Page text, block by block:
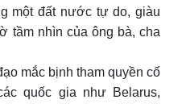
một đất nước tự do, giàu
tầm nhìn của ông bà, cha
mắc bịnh tham quyền cố
quốc gia như Belarus,